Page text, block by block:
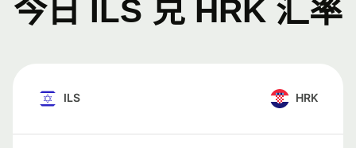
今日 ILS 兑 HRK 汇率
ILS HRK